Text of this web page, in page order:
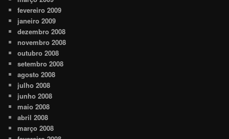
fevereiro 2009
janeiro 2009
dezembro 2008
novembro 2008
outubro 2008
setembro 2008
agosto 2008
julho 2008
junho 2008
maio 2008
abril 2008
março 2008